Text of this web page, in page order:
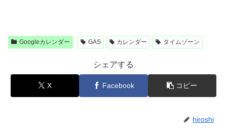
Googleカレンダー GAS カレンダー タイムゾーン
シェアする
X Facebook コピー
hiroshi